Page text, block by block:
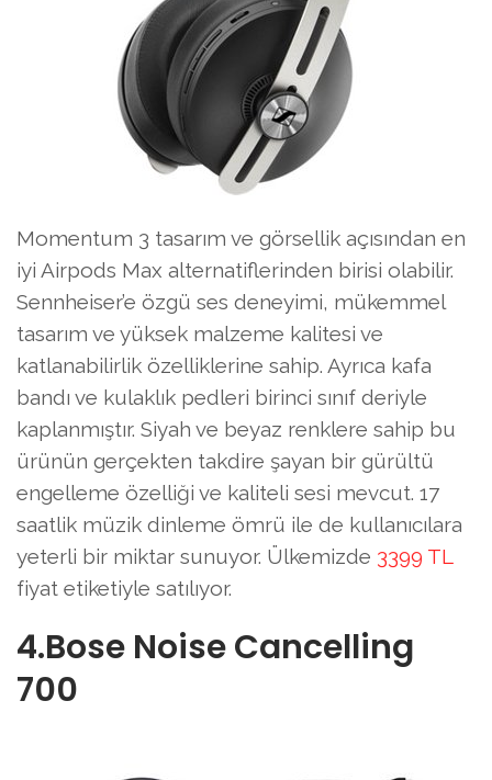
Momentum 3 tasarım ve görsellik açısından en
iyi Airpods Max alternatiflerinden birisi olabilir.
Sennheiser’e özgü ses deneyimi, mükemmel
tasarım ve yüksek malzeme kalitesi ve
katlanabilirlik özelliklerine sahip. Ayrıca kafa
bandı ve kulaklık pedleri birinci sınıf deriyle
kaplanmıştır. Siyah ve beyaz renklere sahip bu
ürünün gerçekten takdire şayan bir gürültü
engelleme özelliği ve kaliteli sesi mevcut. 17
saatlik müzik dinleme ömrü ile de kullanıcılara
yeterli bir miktar sunuyor. Ülkemizde 3399 TL
fiyat etiketiyle satılıyor.
4.Bose Noise Cancelling
700